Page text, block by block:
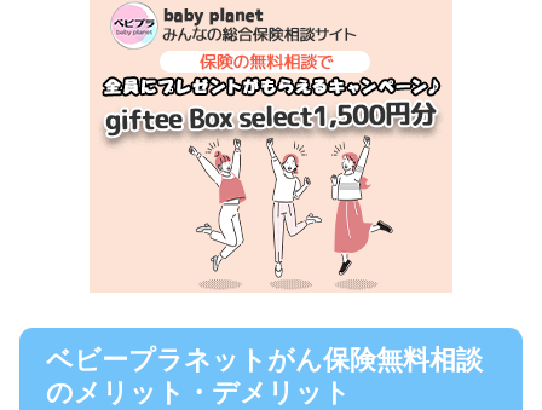
ベビープラネットがん保険無料相談
のメリット・デメリット